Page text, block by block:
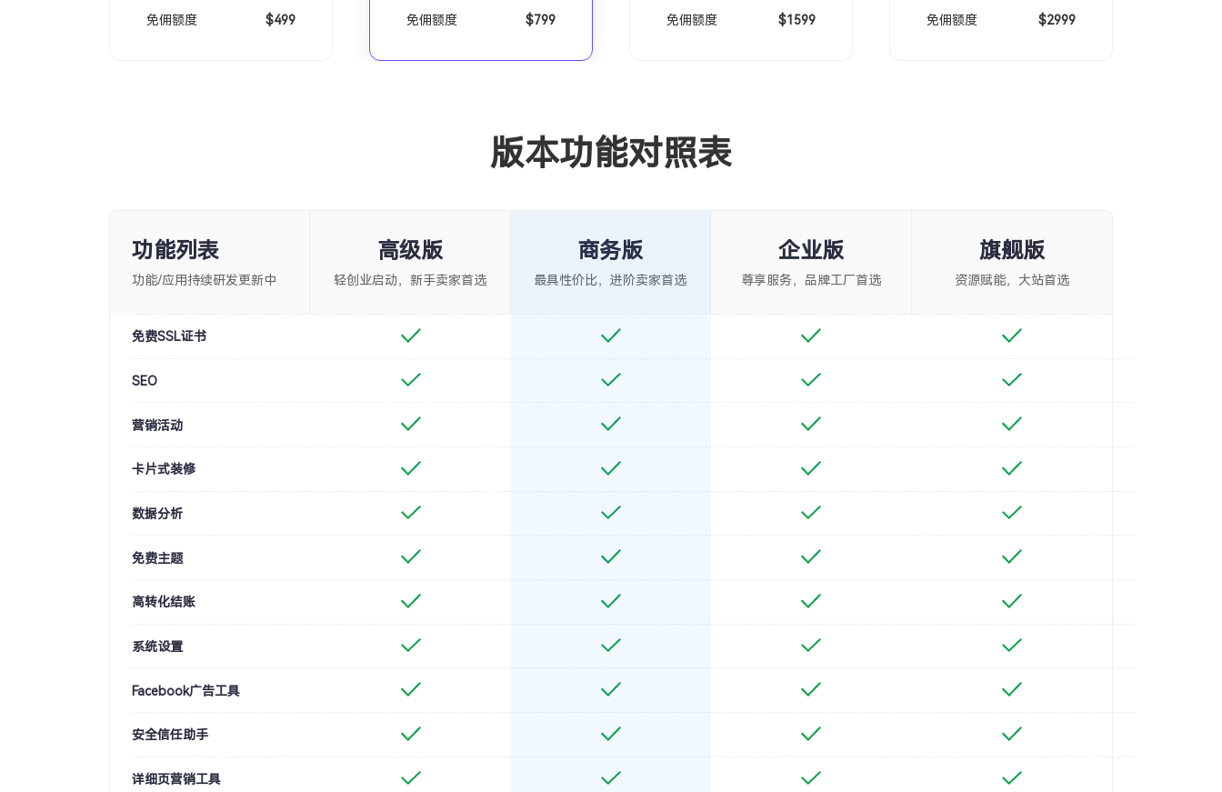
免佣额度
$499
免佣额度
$799
免佣额度
$1599
免佣额度
$2999
版本功能对照表
功能列表
功能/应用持续研发更新中
高级版
轻创业启动，新手卖家首选
商务版
最具性价比，进阶卖家首选
企业版
尊享服务，品牌工厂首选
旗舰版
资源赋能，大站首选
免费SSL证书
SEO
营销活动
卡片式装修
数据分析
免费主题
高转化结账
系统设置
Facebook广告工具
安全信任助手
详细页营销工具